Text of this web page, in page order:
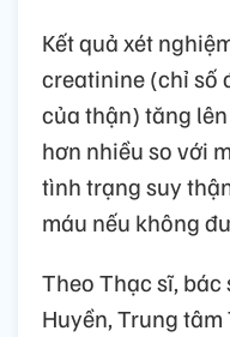
Kết quả xét
creatinine (chỉ số
của thận) tăng
hơn nhiều so với
tình trạng suy
máu nếu không
Theo Thạc sĩ, bác
Huyền, Trung